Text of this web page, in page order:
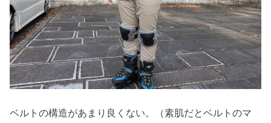
ベルトの構造があまり良くない。（素肌だとベルトのマ